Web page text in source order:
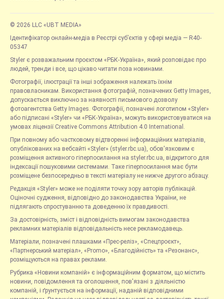
© 2026 LLC «UBT MEDIA»
Ідентифікатор онлайн-медіа в Реєстрі суб’єктів у сфері медіа — R40-
05347
Styler є розважальним проєктом «РБК-Україна», який розповідає про
людей, тренди і все, що цікаво читати поза новинами.
Фотографії, ілюстрації та інші зображення належать їхнім
правовласникам. Використання фотографій, позначених Getty Images,
допускається виключно за наявності письмового дозволу
фотоагентства Getty Images. Фотографії, позначені логотипом «Styler»
або підписані «Styler» чи «РБК-Україна», можуть використовуватися на
умовах ліцензії Creative Commons Attribution 4.0 International.
При повному або частковому відтворенні інформаційних матеріалів,
опублікованих на вебсайті «Styler» (styler.rbc.ua), обов'язковим є
розміщення активного гіперпосилання на styler.rbc.ua, відкритого для
індексації пошуковими системами. Таке гіперпосилання має бути
розміщене безпосередньо в тексті матеріалу не нижче другого абзацу.
Редакція «Styler» може не поділяти точку зору авторів публікацій.
Оціночні судження, відповідно до законодавства України, не
підлягають спростуванню та доведенню їх правдивості.
За достовірність, зміст і відповідність вимогам законодавства
рекламних матеріалів відповідальність несе рекламодавець.
Матеріали, позначені плашками «Прес-реліз», «Спецпроєкт»,
«Партнерський матеріал», «Promo», «Благодійність» та «Резонанс»,
розміщуються на правах реклами.
Рубрика «Новини компаній» є інформаційним форматом, що містить
новини, повідомлення та оголошення, пов'язані з діяльністю
компаній, і ґрунтується на інформації, наданій відповідними